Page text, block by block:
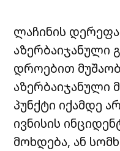
ლაჩინის
აზერბაიჯანული
დროებით
აზერბაიჯანული
პუნქტი იქამდე
ივნისის
მოხდება, ან